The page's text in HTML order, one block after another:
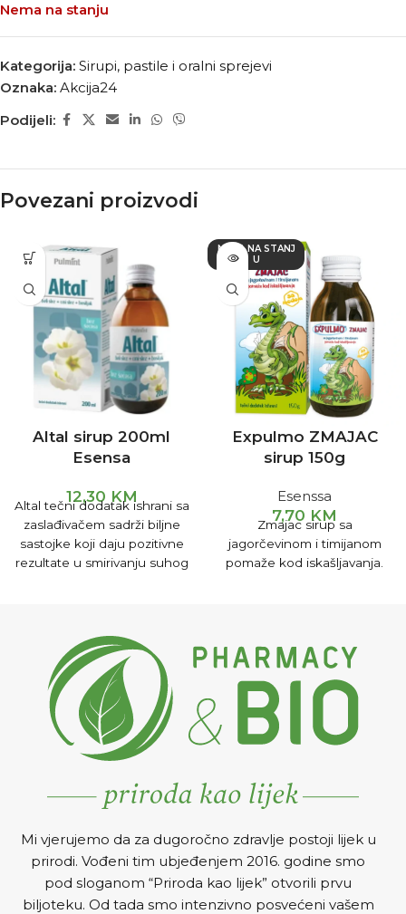
Nema na stanju
Kategorija: Sirupi, pastile i oralni sprejevi
Oznaka: Akcija24
Podijeli:
Povezani proizvodi
Altal sirup 200ml
Esensa
12,30 KM
Altal tečni dodatak ishrani sa
zaslađivačem sadrži biljne
sastojke koji daju pozitivne
rezultate u smirivanju suhog
NEMA NA STANJ
U
Expulmo ZMAJAC
sirup 150g
Esenssa
7,70 KM
Zmajac sirup sa
jagorčevinom i timijanom
pomaže kod iskašljavanja.
Mi vjerujemo da za dugoročno zdravlje postoji lijek u
prirodi. Vođeni tim ubjeđenjem 2016. godine smo
pod sloganom “Priroda kao lijek” otvorili prvu
biljoteku. Od tada smo intenzivno posvećeni vašem